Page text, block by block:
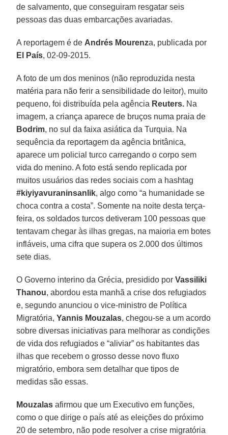
de salvamento, que conseguiram resgatar seis
pessoas das duas embarcações avariadas.
A reportagem é de Andrés Mourenza, publicada por
El País, 02-09-2015.
A foto de um dos meninos (não reproduzida nesta
matéria para não ferir a sensibilidade do leitor), muito
pequeno, foi distribuída pela agência Reuters. Na
imagem, a criança aparece de bruços numa praia de
Bodrim, no sul da faixa asiática da Turquia. Na
sequência da reportagem da agência britânica,
aparece um policial turco carregando o corpo sem
vida do menino. A foto está sendo replicada por
muitos usuários das redes sociais com a hashtag
#kiyiyavuraninsanlik, algo como “a humanidade se
choca contra a costa”. Somente na noite desta terça-
feira, os soldados turcos detiveram 100 pessoas que
tentavam chegar às ilhas gregas, na maioria em botes
infláveis, uma cifra que supera os 2.000 dos últimos
sete dias.
O Governo interino da Grécia, presidido porVassiliki
Thanou, abordou esta manhã a crise dos refugiados
e, segundo anunciou o vice-ministro de Política
Migratória,Yannis Mouzalas, chegou-se a um acordo
sobre diversas iniciativas para melhorar as condições
de vida dos refugiados e “aliviar” os habitantes das
ilhas que recebem o grosso desse novo fluxo
migratório, embora sem detalhar que tipos de
medidas são essas.
Mouzalas afirmou que um Executivo em funções,
como o que dirige o país até as eleições do próximo
20 de setembro, não pode resolver a crise migratória